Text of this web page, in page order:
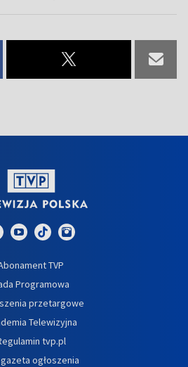
TVP
Programowa
przetargowe
Telewizyjna
tvp.pl
ogłoszenia